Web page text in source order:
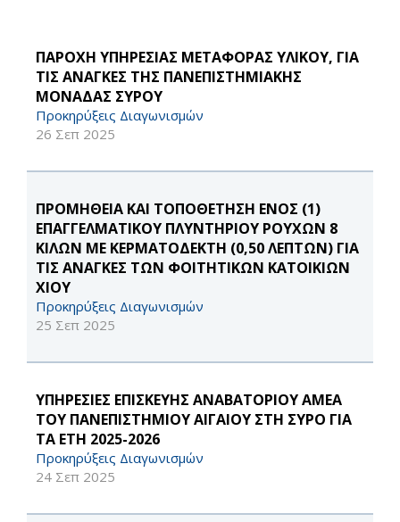
ΠΑΡΟΧΗ ΥΠΗΡΕΣΙΑΣ ΜΕΤΑΦΟΡΑΣ ΥΛΙΚΟΥ, ΓΙΑ
ΤΙΣ ΑΝΑΓΚΕΣ ΤΗΣ ΠΑΝΕΠΙΣΤΗΜΙΑΚΗΣ
ΜΟΝΑΔΑΣ ΣΥΡΟΥ
Προκηρύξεις Διαγωνισμών
26 Σεπ 2025
ΠΡΟΜΗΘΕΙΑ ΚΑΙ ΤΟΠΟΘΕΤΗΣΗ ΕΝΟΣ (1)
ΕΠΑΓΓΕΛΜΑΤΙΚΟΥ ΠΛΥΝΤΗΡΙΟΥ ΡΟΥΧΩΝ 8
ΚΙΛΩΝ ΜΕ ΚΕΡΜΑΤΟΔΕΚΤΗ (0,50 ΛΕΠΤΩΝ) ΓΙΑ
ΤΙΣ ΑΝΑΓΚΕΣ ΤΩΝ ΦΟΙΤΗΤΙΚΩΝ ΚΑΤΟΙΚΙΩΝ
ΧΙΟΥ
Προκηρύξεις Διαγωνισμών
25 Σεπ 2025
ΥΠΗΡΕΣΙΕΣ ΕΠΙΣΚΕΥΗΣ ΑΝΑΒΑΤΟΡΙΟΥ ΑΜΕΑ
ΤΟΥ ΠΑΝΕΠΙΣΤΗΜΙΟΥ ΑΙΓΑΙΟΥ ΣΤΗ ΣΥΡΟ ΓΙΑ
ΤΑ ΕΤΗ 2025-2026
Προκηρύξεις Διαγωνισμών
24 Σεπ 2025